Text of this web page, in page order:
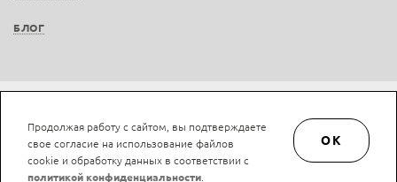
БЛОГ
Не является публичной офертой © LAN-art.ru, 2013—2026. Все права защищены.
Политика конфиденциальности.
Положение об обработке и защите персональных
данных.
Продолжая работу с сайтом, вы подтверждаете
свое согласие на использование файлов
cookie и обработку данных в соответствии с
политикой конфиденциальности
OK